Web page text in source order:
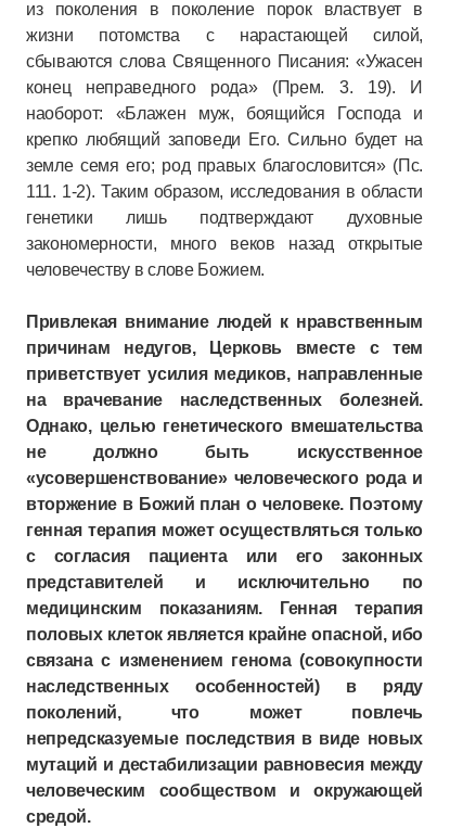
из поколения в поколение порок властвует в
жизни потомства с нарастающей силой,
сбываются слова Священного Писания: «Ужасен
конец неправедного рода» (Прем. 3. 19). И
наоборот: «Блажен муж, боящийся Господа и
крепко любящий заповеди Его. Сильно будет на
земле семя его; род правых благословится» (Пс.
111. 1-2). Таким образом, исследования в области
генетики лишь подтверждают духовные
закономерности, много веков назад открытые
человечеству в слове Божием.
Привлекая внимание людей к нравственным
причинам недугов, Церковь вместе с тем
приветствует усилия медиков, направленные
на врачевание наследственных болезней.
Однако, целью генетического вмешательства
не должно быть искусственное
«усовершенствование» человеческого рода и
вторжение в Божий план о человеке. Поэтому
генная терапия может осуществляться только
с согласия пациента или его законных
представителей и исключительно по
медицинским показаниям. Генная терапия
половых клеток является крайне опасной, ибо
связана с изменением генома (совокупности
наследственных особенностей) в ряду
поколений, что может повлечь
непредсказуемые последствия в виде новых
мутаций и дестабилизации равновесия между
человеческим сообществом и окружающей
средой.